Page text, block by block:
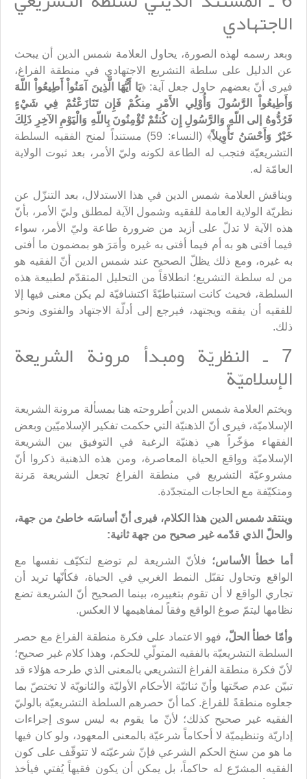
الاجتهادي
وبعد رسمه لهذه الصورة، يحاول العلامة شمس الدين أن يبحث
عن الدليل على سلطة التشريع الاجتهادي في منطقة الفراغ،
فيرى أنّ بعضهم حاول جعل آية: ﴿يَا أَيُّهَا الَّذِينَ آمَنُواْ أَطِيعُواْ اللّهَ
وَأَطِيعُواْ الرَّسُولَ وَأُوْلِي الأَمْرِ مِنكُمْ فَإِن تَنَازَعْتُمْ فِي شَيْءٍ
فَرُدُّوهُ إلى اللّهِ وَالرَّسُولِ إِن كُنتُمْ تُؤْمِنُونَ بِاللّهِ وَالْيَوْمِ الآخِرِ ذَلِكَ
خَيْرٌ وَأَحْسَنُ تَأْوِيلاً
﴾ (النساء: 59) مستنداً لمنح الفقيه السلطة
التشريعيّة فتجب له الطاعة لكونه وليّ الأمر، بعد ثبوت الولاية
العامّة له.
ويناقش العلامة شمس الدين في هذا الاستدلال، بعد التنزّل عن
نظريّة الولاية العامة للفقيه وشمول الآية لمطلق وليّ الأمر، بأنّ
هذه الآية لا تدلّ على أزيد من ضرورة طاعة وليّ الأمر، سواء
فيما أفتى هو به أم فيما أفتى به غيره وأمَرَ هو بمضمون ما أفتى
به غيره، ومع ذلك يظلّ الصحيح عند شمس الدين أنّ الفقيه هو
من له سلطة التشريع؛ انطلاقاً من التحليل المتقدّم لطبيعة هذه
السلطة، فحيث كانت استنباطيّةً اكتشافيّة لم يكن معنى فيها إلا
للفقيه أن يفقه ويجتهد، فيرجع إلى أدلّة الاجتهاد والفتوى ونحو
ذلك.
7 ـ النظريّة ومبدأ مرونة الشريعة
الإسلاميّة
ويختم العلامة شمس الدين اُطروحته هنا بمسألة مرونة الشريعة
الإسلاميّة، فيرى أنّ الذهنيّة التي حكمت تفكير الإسلاميّين وبعض
الفقهاء مؤخّراً هي ذهنيّة الرغبة في التوفيق بين الشريعة
الإسلاميّة وواقع الحياة المعاصرة، ومن هذه الذهنية ذكروا أنّ
مشروعيّة التشريع في منطقة الفراغ تجعل الشريعة مَرنة
ومتكيّفة مع الحاجات المتجدّدة.
وينتقد شمس الدين هذا الكلام، فيرى أنّ أساسَه خاطئ من جهة،
والحلّ الذي قدّمه غير صحيح من جهة ثانية:
أما خطأ الأساس؛ فلأنّ الشريعة لم توضع لتكيّف نفسها مع
الواقع وتحاول تقبّل النمط الغربي في الحياة، فكأنّها تريد أن
تجاري الواقع لا أن تقوم بتغييره، بينما الصحيح أنّ الشريعة تضع
نظامها ليتمّ صوغ الواقع وفقاً لمفاهيمها لا العكس.
وأمّا خطأ الحلّ، فهو الاعتماد على فكرة منطقة الفراغ مع حصر
السلطة التشريعيّة بالفقيه المتولّي للحكم، وهذا كلام غير صحيح؛
لأنّ فكرة منطقة الفراغ التشريعي بالمعنى الذي طرحه هؤلاء قد
تبيّن عدم صحّتها وأنّ ثنائيّة الأحكام الأوليّة والثانويّة لا تختصّ بما
جعلوه منطقةً للفراغ. كما أنّ حصرهم السلطة التشريعيّة بالوليّ
الفقيه غير صحيح كذلك؛ لأنّ ما يقوم به ليس سوى إجراءات
إداريّة وتنظيميّة لا أحكاماً شرعيّة بالمعنى المعهود، ولو كان فيها
ما هو من سنخ الحكم الشرعي فإنّ شرعيّته لا تتوقّف على كون
الفقيه المشرّع له حاكماً، بل يمكن أن يكون فقيهاً يُفتي فيأخذ